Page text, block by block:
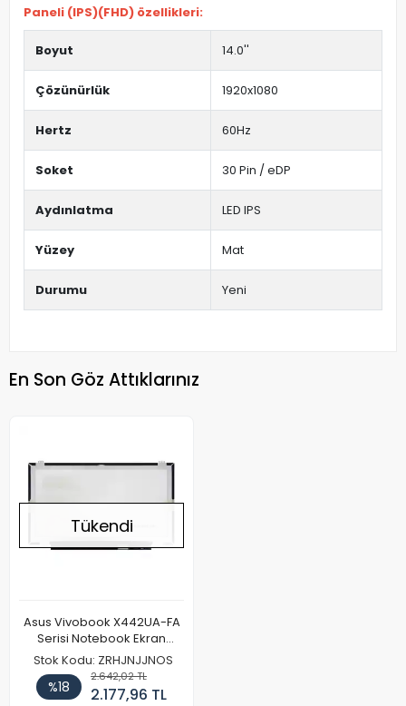
Paneli (IPS)(FHD) özellikleri:
Boyut 14.0''
Çözünürlük 1920x1080
Hertz 60Hz
Soket 30 Pin / eDP
Aydınlatma LED IPS
Yüzey Mat
Durumu Yeni
En Son Göz Attıklarınız
Tükendi
Asus Vivobook X442UA-FA
Serisi Notebook Ekran
Paneli (IPS)(FHD)
Stok Kodu: ZRHJNJJNOS
%18
2.642,02 TL
2.177,96 TL